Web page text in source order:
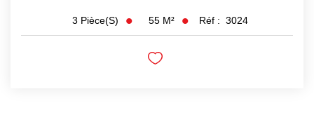
3 Pièce(s) 55 M² Réf : 3024